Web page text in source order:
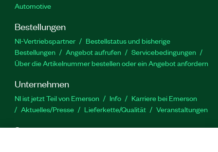
Automotive
Bestellungen
NI-Vertriebspartner
Bestellstatus und bisherige
Bestellungen
Angebot aufrufen
Servicebedingungen
Über die Artikelnummer bestellen oder ein Angebot anfordern
Unternehmen
NI ist jetzt Teil von Emerson Info
Karriere bei Emerson
Aktuelles/Presse
Lieferkette/Qualität Veranstaltungen
Support